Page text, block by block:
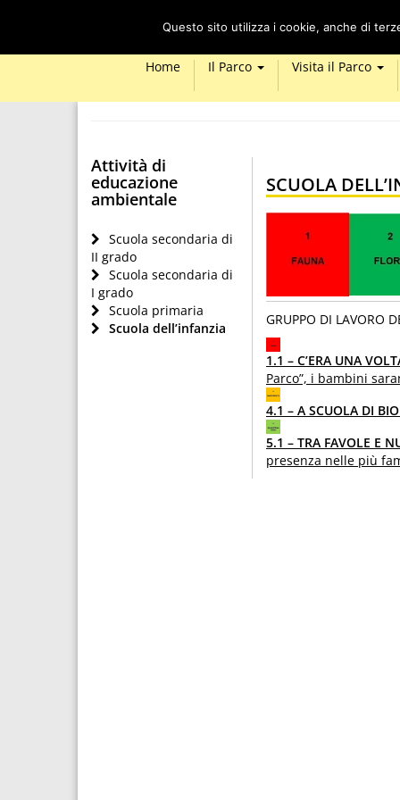
Home Il Parco Visita il Parco
Attività di
educazione
ambientale
Scuola secondaria di
II grado
Scuola secondaria di
I grado
Scuola primaria
Scuola dell’infanzia
SCUOLA
GRUPPO DI LAVORO
1.1 – C’ERA UNA
Parco”, i bambini
4.1 – A SCUOLA DI
5.1 – TRA FAVOLE E
presenza nelle più
Questo sito utilizza i cookie, anche di